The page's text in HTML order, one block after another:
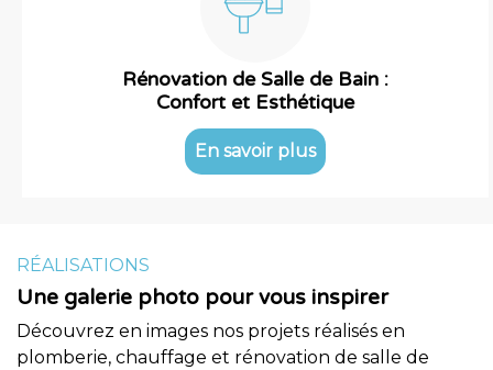
Rénovation de Salle de Bain :
Confort et Esthétique
En savoir plus
RÉALISATIONS
Une galerie photo pour vous inspirer
Découvrez en images nos projets réalisés en
plomberie, chauffage et rénovation de salle de